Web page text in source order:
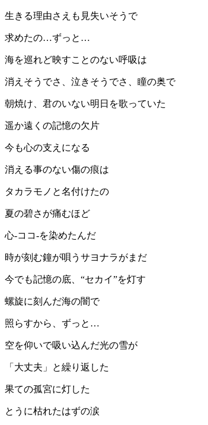
生きる理由さえも見失いそうで
求めたの…ずっと…
海を巡れど映すことのない呼吸は
消えそうでさ、泣きそうでさ、瞳の奥で
朝焼け、君のいない明日を歌っていた
遥か遠くの記憶の欠片
今も心の支えになる
消える事のない傷の痕は
タカラモノと名付けたの
夏の碧さが痛むほど
心-ココ-を染めたんだ
時が刻む鐘が唄うサヨナラがまだ
今でも記憶の底、“セカイ”を灯す
螺旋に刻んだ海の闇で
照らすから、ずっと…
空を仰いで吸い込んだ光の雪が
「大丈夫」と繰り返した
果ての孤宮に灯した
とうに枯れたはずの涙